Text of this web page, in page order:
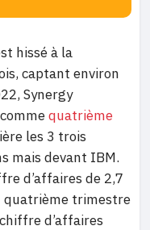
hissé à la
captant environ
Synergy
quatrième
les 3 trois
mais devant IBM.
d’affaires de 2,7
quatrième trimestre
d’affaires